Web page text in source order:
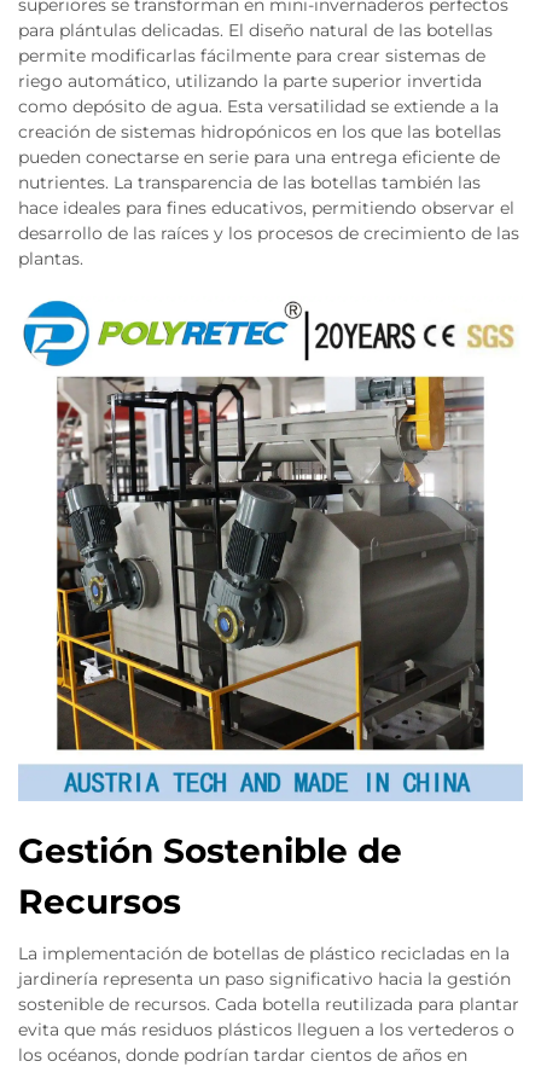
superiores se transforman en mini-invernaderos perfectos
para plántulas delicadas. El diseño natural de las botellas
permite modificarlas fácilmente para crear sistemas de
riego automático, utilizando la parte superior invertida
como depósito de agua. Esta versatilidad se extiende a la
creación de sistemas hidropónicos en los que las botellas
pueden conectarse en serie para una entrega eficiente de
nutrientes. La transparencia de las botellas también las
hace ideales para fines educativos, permitiendo observar el
desarrollo de las raíces y los procesos de crecimiento de las
plantas.
Gestión Sostenible de
Recursos
La implementación de botellas de plástico recicladas en la
jardinería representa un paso significativo hacia la gestión
sostenible de recursos. Cada botella reutilizada para plantar
evita que más residuos plásticos lleguen a los vertederos o
los océanos, donde podrían tardar cientos de años en